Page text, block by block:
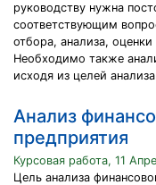
руководству нужна
соответствующим
отбора, анализа,
Необходимо также
исходя из целей
Анализ
предприятия
Курсовая работа, 11
Цель анализа